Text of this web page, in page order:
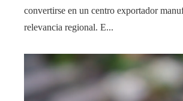
convertirse en un centro exportador
relevancia regional. E...